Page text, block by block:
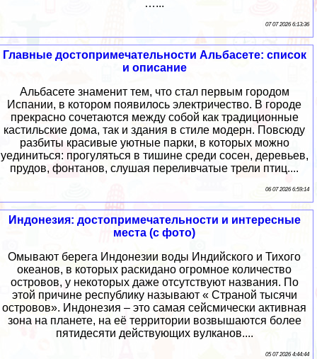
…...
07 07 2026 6:13:36
Главные достопримечательности Альбасете: список
и описание
Альбасете знаменит тем, что стал первым городом
Испании, в котором появилось электричество. В городе
прекрасно сочетаются между собой как традиционные
кастильские дома, так и здания в стиле модерн. Повсюду
разбиты красивые уютные парки, в которых можно
уединиться: прогуляться в тишине среди сосен, деревьев,
прудов, фонтанов, слушая переливчатые трели птиц....
06 07 2026 6:59:14
Индонезия: достопримечательности и интересные
места (с фото)
Омывают берега Индонезии воды Индийского и Тихого
океанов, в которых раскидано огромное количество
островов, у некоторых даже отсутствуют названия. По
этой причине республику называют « Страной тысячи
островов». Индонезия – это самая сейсмически активная
зона на планете, на её территории возвышаются более
пятидесяти действующих вулканов....
05 07 2026 4:44:44